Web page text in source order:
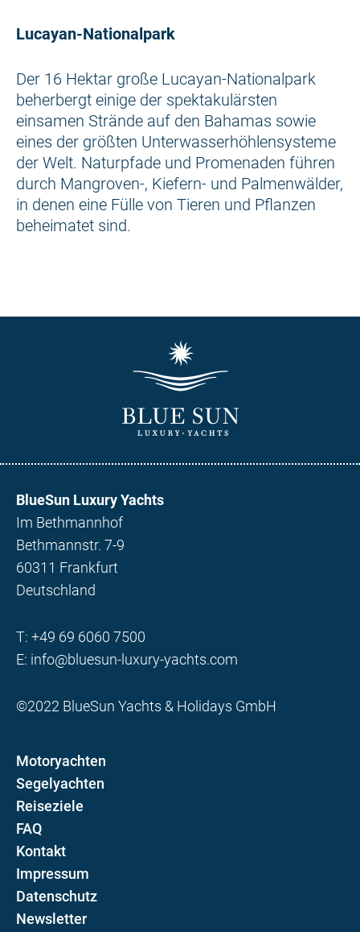
Lucayan-Nationalpark
Der 16 Hektar große Lucayan-Nationalpark
beherbergt einige der spektakulärsten
einsamen Strände auf den Bahamas sowie
eines der größten Unterwasserhöhlensysteme
der Welt. Naturpfade und Promenaden führen
durch Mangroven-, Kiefern- und Palmenwälder,
in denen eine Fülle von Tieren und Pflanzen
beheimatet sind.
BlueSun Luxury Yachts
Im Bethmannhof
Bethmannstr. 7-9
60311 Frankfurt
Deutschland
T: +49 69 6060 7500
E: info@bluesun-luxury-yachts.com
©2022 BlueSun Yachts & Holidays GmbH
Motoryachten
Segelyachten
Reiseziele
FAQ
Kontakt
Impressum
Datenschutz
Newsletter